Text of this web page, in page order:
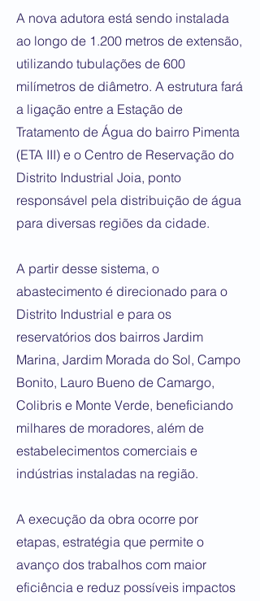
A nova adutora está sendo instalada
ao longo de 1.200 metros de extensão,
utilizando tubulações de 600
milímetros de diâmetro. A estrutura fará
a ligação entre a Estação de
Tratamento de Água do bairro Pimenta
(ETA III) e o Centro de Reservação do
Distrito Industrial Joia, ponto
responsável pela distribuição de água
para diversas regiões da cidade.
A partir desse sistema, o
abastecimento é direcionado para o
Distrito Industrial e para os
reservatórios dos bairros Jardim
Marina, Jardim Morada do Sol, Campo
Bonito, Lauro Bueno de Camargo,
Colibris e Monte Verde, beneficiando
milhares de moradores, além de
estabelecimentos comerciais e
indústrias instaladas na região.
A execução da obra ocorre por
etapas, estratégia que permite o
avanço dos trabalhos com maior
eficiência e reduz possíveis impactos